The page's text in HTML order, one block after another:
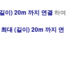
이) 20m 까지 연결 하여
최대 (길이) 20m 까지 연